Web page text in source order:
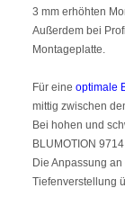
3 mm erhöhten
Außerdem bei
Montageplatte.
Für eine optimale
mittig zwischen
Bei hohen und
BLUMOTION
Die Anpassung
Tiefenverstellung